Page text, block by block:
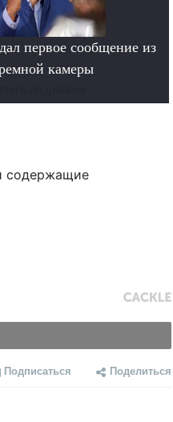
первое сообщение из
камеры
содержащие
Подписаться Поделиться